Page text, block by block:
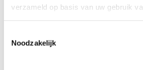
verzameld op basis van uw gebruik
Noodzakelijk
Nadia Ait Mansour
Verjaardagsfeestjes en